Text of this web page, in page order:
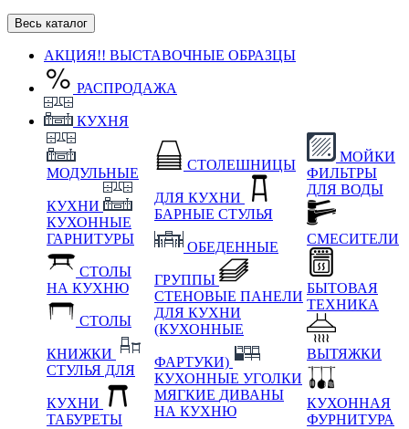
Весь каталог
АКЦИЯ!! ВЫСТАВОЧНЫЕ ОБРАЗЦЫ
РАСПРОДАЖА
КУХНЯ
МОДУЛЬНЫЕ
КУХНИ
КУХОННЫЕ
ГАРНИТУРЫ
СТОЛЫ
НА КУХНЮ
СТОЛЫ
КНИЖКИ
СТУЛЬЯ ДЛЯ
КУХНИ
ТАБУРЕТЫ
СТОЛЕШНИЦЫ
ДЛЯ КУХНИ
БАРНЫЕ СТУЛЬЯ
ОБЕДЕННЫЕ
ГРУППЫ
СТЕНОВЫЕ ПАНЕЛИ
ДЛЯ КУХНИ
(КУХОННЫЕ
ФАРТУКИ)
КУХОННЫЕ УГОЛКИ
МЯГКИЕ ДИВАНЫ
НА КУХНЮ
МОЙКИ
ФИЛЬТРЫ
ДЛЯ ВОДЫ
СМЕСИТЕЛИ
БЫТОВАЯ
ТЕХНИКА
ВЫТЯЖКИ
КУХОННАЯ
ФУРНИТУРА